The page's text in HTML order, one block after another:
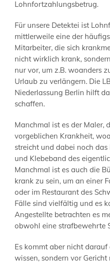
Lohnfortzahlungsbetrug.
Für unsere Detektei ist
mittlerweile eine der
Mitarbeiter, die sich
nicht wirklich krank,
nur vor, um z.B. woanders
Urlaub zu verlängern. Die
Niederlassung Berlin hilft
schaffen.
Manchmal ist es der Maler,
vorgeblichen Krankheit,
streicht und dabei noch
und Klebeband des
Manchmal ist es auch die
krank zu sein, um an einer
oder im Restaurant des
Fälle sind vielfältig und es
Angestellte betrachten es
obwohl eine strafbewehrte
Es kommt aber nicht
wissen, sondern vor Gericht